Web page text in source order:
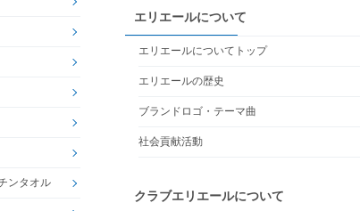
ンタオル
エリエールについて
エリエールについてトップ
エリエールの歴史
ブランドロゴ・テーマ曲
社会貢献活動
クラブエリエールについて